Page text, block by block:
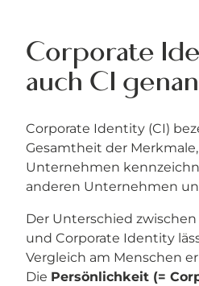
Corporate
auch CI
Corporate Identity (CI)
Gesamtheit der
Unternehmen
anderen Unternehmen
Der Unterschied
und Corporate Identity
Vergleich am Menschen
Die Persönlichkeit (=